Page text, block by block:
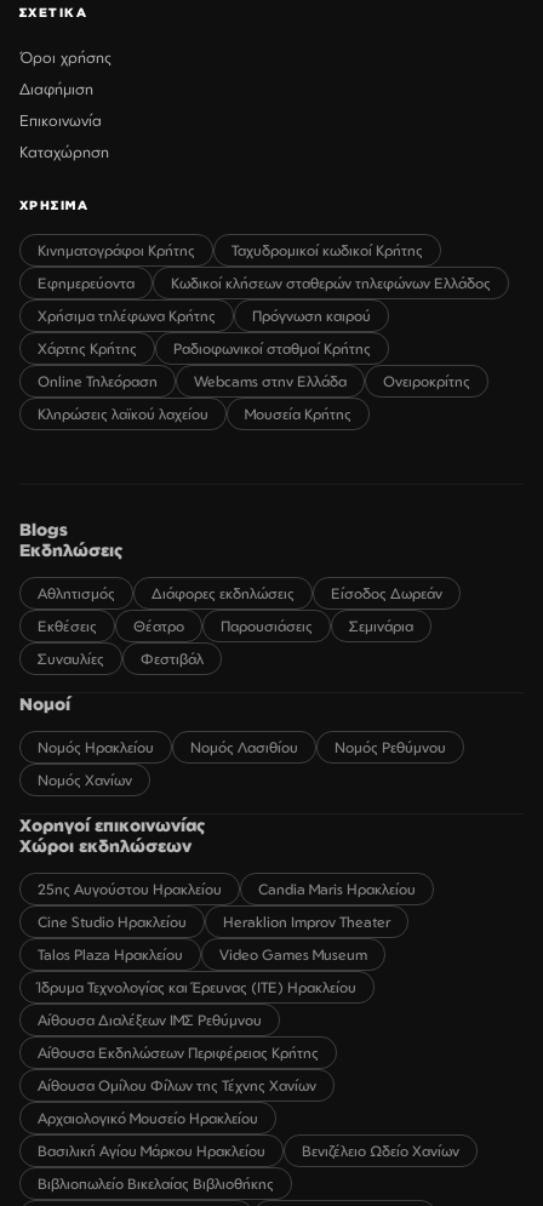
ΣΧΕΤΙΚΑ
Όροι χρήσης
Διαφήμιση
Επικοινωνία
Καταχώρηση
ΧΡΗΣΙΜΑ
Κινηματογράφοι Κρήτης
Ταχυδρομικοί κωδικοί Κρήτης
Εφημερεύοντα
Κωδικοί κλήσεων σταθερών τηλεφώνων Ελλάδος
Χρήσιμα τηλέφωνα Κρήτης
Πρόγνωση καιρού
Χάρτης Κρήτης
Ραδιοφωνικοί σταθμοί Κρήτης
Online Τηλεόραση
Webcams στην Ελλάδα
Ονειροκρίτης
Κληρώσεις λαϊκού λαχείου
Μουσεία Κρήτης
Blogs
Εκδηλώσεις
Αθλητισμός Διάφορες εκδηλώσεις
Είσοδος Δωρεάν
Εκθέσεις
Θέατρο Παρουσιάσεις
Σεμινάρια
Συναυλίες
Φεστιβάλ
Νομοί
Νομός Ηρακλείου Νομός Λασιθίου
Νομός Ρεθύμνου
Νομός Χανίων
Χορηγοί επικοινωνίας
Χώροι εκδηλώσεων
25ης Αυγούστου Ηρακλείου
Candia Maris Ηρακλείου
Cine Studio Ηρακλείου
Heraklion Improv Theater
Talos Plaza Ηρακλείου
Video Games Museum
Ίδρυμα Τεχνολογίας και Έρευνας (ΙΤΕ) Ηρακλείου
Αίθουσα Διαλέξεων ΙΜΣ Ρεθύμνου
Αίθουσα Εκδηλώσεων Περιφέρειας Κρήτης
Αίθουσα Ομίλου Φίλων της Τέχνης Χανίων
Αρχαιολογικό Μουσείο Ηρακλείου
Βασιλική Αγίου Μάρκου Ηρακλείου
Βενιζέλειο Ωδείο Χανίων
Βιβλιοπωλείο Βικελαίας Βιβλιοθήκης